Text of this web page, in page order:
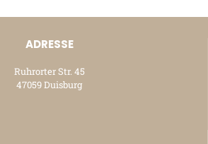
ADRESSE
Ruhrorter Str. 45
47059 Duisburg